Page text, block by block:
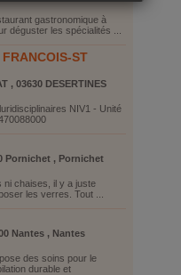
gastronomique à
déguster les spécialités ...
ST
, 03630 DESERTINES
NIV1 - Unité
Pornichet , Pornichet
ni chaises, il y a juste
les verres. Tout ...
Nantes , Nantes
des soins pour le
durable et